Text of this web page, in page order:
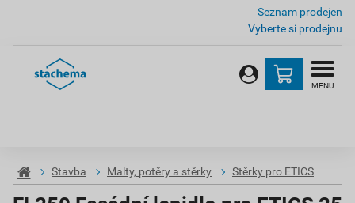
Seznam prodejen
Vyberte si prodejnu
MENU
Stavba Malty, potěry a stěrky Stěrky pro ETICS